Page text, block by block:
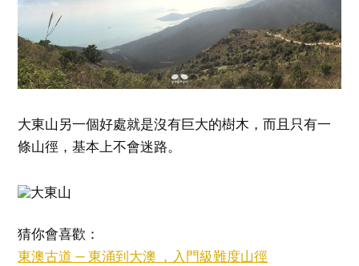
大東山另一個好處就是沒有巨大的樹木，而且只有一
條山徑，基本上不會迷路。
猜你會喜歡：
東澳古道 — 東涌到大澳 ，入門級難度山徑